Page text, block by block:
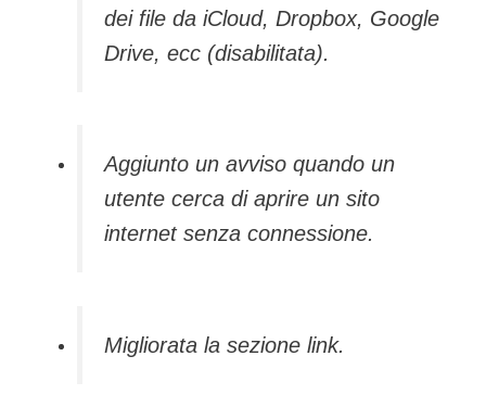
dei file da iCloud, Dropbox, Google
Drive, ecc (disabilitata).
Aggiunto un avviso quando un
utente cerca di aprire un sito
internet senza connessione.
Migliorata la sezione link.